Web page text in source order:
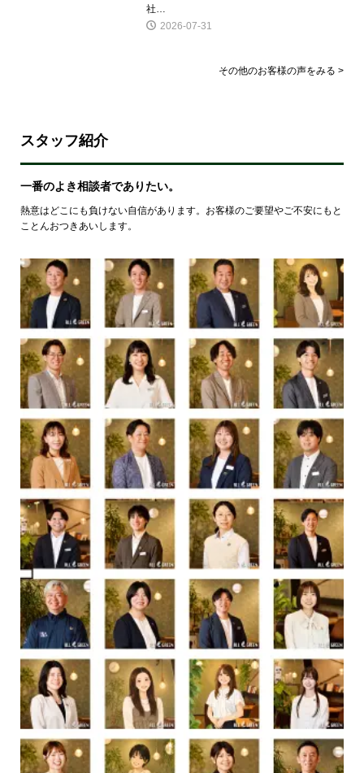
社…
2026-07-31
その他のお客様の声をみる >
スタッフ紹介
一番のよき相談者でありたい。
熱意はどこにも負けない自信があります。お客様のご要望やご不安にもと
ことんおつきあいします。